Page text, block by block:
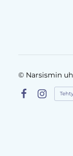
© Narsismin
Instagram